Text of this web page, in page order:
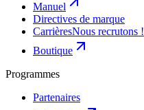
Manuel
Directives de marque
CarrièresNous recrutons !
Boutique
Programmes
Partenaires